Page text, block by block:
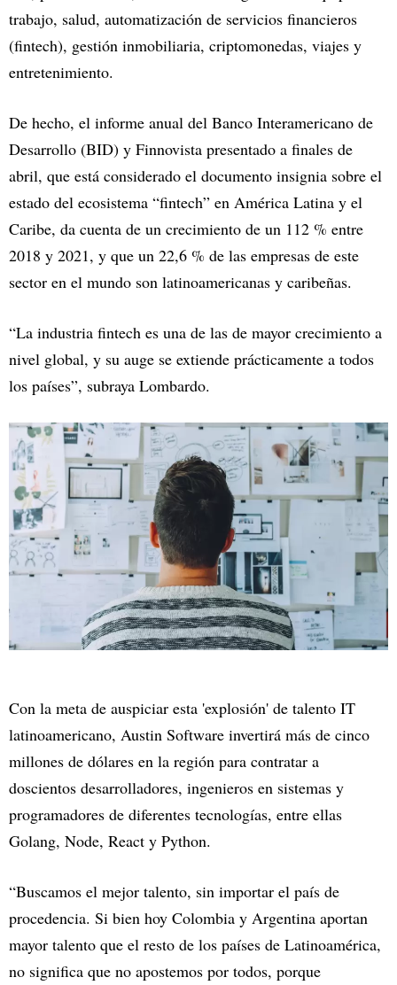
trabajo, salud, automatización de servicios financieros
(fintech), gestión inmobiliaria, criptomonedas, viajes y
entretenimiento.
De hecho, el informe anual del Banco Interamericano de
Desarrollo (BID) y Finnovista presentado a finales de
abril, que está considerado el documento insignia sobre el
estado del ecosistema “fintech” en América Latina y el
Caribe, da cuenta de un crecimiento de un 112 % entre
2018 y 2021, y que un 22,6 % de las empresas de este
sector en el mundo son latinoamericanas y caribeñas.
“La industria fintech es una de las de mayor crecimiento a
nivel global, y su auge se extiende prácticamente a todos
los países”, subraya Lombardo.
Con la meta de auspiciar esta 'explosión' de talento IT
latinoamericano, Austin Software invertirá más de cinco
millones de dólares en la región para contratar a
doscientos desarrolladores, ingenieros en sistemas y
programadores de diferentes tecnologías, entre ellas
Golang, Node, React y Python.
“Buscamos el mejor talento, sin importar el país de
procedencia. Si bien hoy Colombia y Argentina aportan
mayor talento que el resto de los países de Latinoamérica,
no significa que no apostemos por todos, porque